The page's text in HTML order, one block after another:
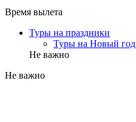
Время вылета
Туры на праздники
Туры на Новый год
Не важно
Не важно